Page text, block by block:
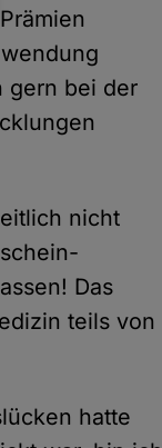
gern bei der
nicht
Das
teils von
hatte